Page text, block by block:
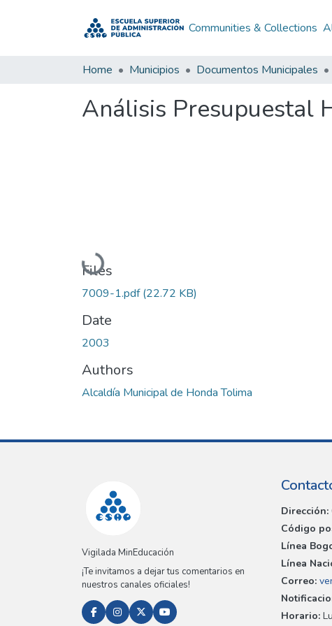
Communities & Collections
Home Municipios Documentos Municipales
Análisis Presupuestal
Loading...
Files
7009-1.pdf(22.72 KB)
Date
2003
Authors
Alcaldía Municipal de Honda Tolima
Vigilada MinEducación
¡Te invitamos a dejar tus comentarios en
nuestros canales oficiales!
Dirección:
Código
Línea
Línea
Correo:
Horario: